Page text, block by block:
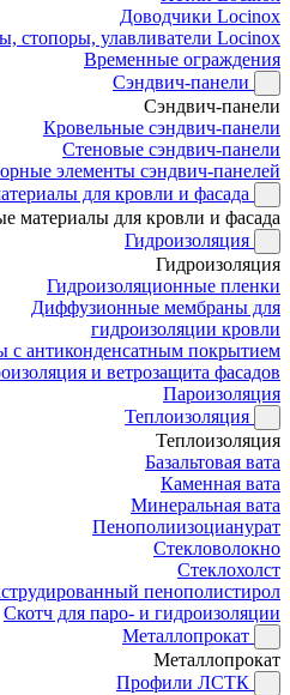
Доводчики Locinox
стопоры, улавливатели Locinox
Временные ограждения
Сэндвич-панели
Сэндвич-панели
Кровельные сэндвич-панели
Стеновые сэндвич-панели
элементы сэндвич-панелей
для кровли и фасада
материалы для кровли и фасада
Гидроизоляция
Гидроизоляция
Гидроизоляционные пленки
Диффузионные мембраны для
гидроизоляции кровли
с антиконденсатным покрытием
и ветрозащита фасадов
Пароизоляция
Теплоизоляция
Теплоизоляция
Базальтовая вата
Каменная вата
Минеральная вата
Пенополиизоцианурат
Стекловолокно
Стеклохолст
пенополистирол
Скотч для паро- и гидроизоляции
Металлопрокат
Металлопрокат
Профили ЛСТК